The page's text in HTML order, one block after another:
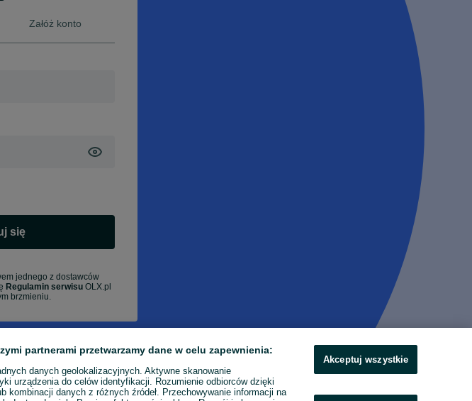
Załóż konto
się
jednego z dostawców
Regulamin serwisu OLX.pl
brzmieniu.
partnerami przetwarzamy dane w celu zapewnienia:
danych geolokalizacyjnych. Aktywne skanowanie
urządzenia do celów identyfikacji. Rozumienie odbiorców dzięki
kombinacji danych z różnych źródeł. Przechowywanie informacji na
Akceptuj wszystkie